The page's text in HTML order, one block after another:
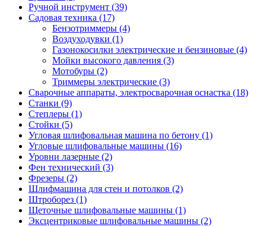
Ручной инструмент (39)
Садовая техника (17)
Бензотриммеры (4)
Воздуходувки (1)
Газонокосилки электрические и бензиновые (4)
Мойки высокого давления (3)
Мотобуры (2)
Триммеры электрические (3)
Сварочные аппараты, электросварочная оснастка (18)
Станки (9)
Степлеры (1)
Стойки (5)
Угловая шлифовальная машина по бетону (1)
Угловые шлифовальные машины (16)
Уровни лазерные (2)
Фен технический (3)
Фрезеры (2)
Шлифмашина для стен и потолков (2)
Штроборез (1)
Щеточные шлифовальные машины (1)
Эксцентриковые шлифовальные машины (2)